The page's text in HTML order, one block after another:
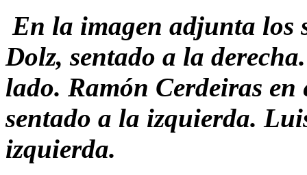
En la imagen adjunta los
Dolz, sentado a la
lado. Ramón Cerdeiras
sentado a la izquierda.
izquierda.